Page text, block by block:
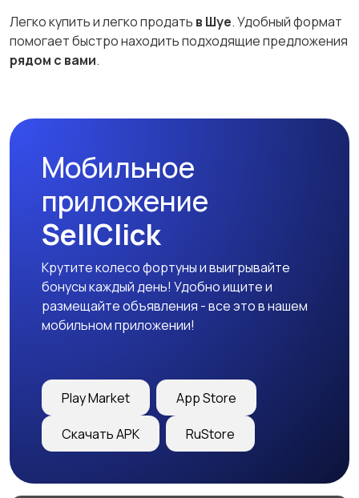
Легко купить и легко продать в Шуе. Удобный формат
помогает быстро находить подходящие предложения
рядом с вами.
Мобильное
приложение
SellClick
Крутите колесо фортуны и выигрывайте
бонусы каждый день! Удобно ищите и
размещайте объявления - все это в нашем
мобильном приложении!
Play Market App Store
Скачать APK RuStore